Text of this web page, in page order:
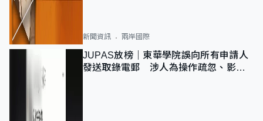
新聞資訊 兩岸國際
JUPAS放榜｜東華學院誤向所有申請人
發送取錄電郵 涉人為操作疏忽、影響